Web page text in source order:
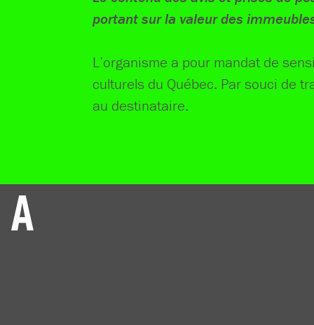
portant sur la valeur des
L’organisme a pour mandat de
culturels du Québec. Par souci de
au destinataire.